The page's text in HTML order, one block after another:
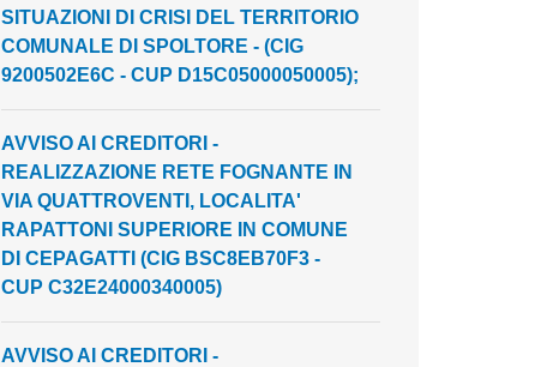
SITUAZIONI DI CRISI DEL TERRITORIO
COMUNALE DI SPOLTORE - (CIG
9200502E6C - CUP D15C05000050005);
AVVISO AI CREDITORI -
REALIZZAZIONE RETE FOGNANTE IN
VIA QUATTROVENTI, LOCALITA'
RAPATTONI SUPERIORE IN COMUNE
DI CEPAGATTI (CIG BSC8EB70F3 -
CUP C32E24000340005)
AVVISO AI CREDITORI -